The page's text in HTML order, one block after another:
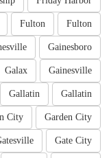
Fulton
Fulton
Gainesboro
Gainesville
Galax
Gallatin
Gallatin
Garden City
City
Gate City